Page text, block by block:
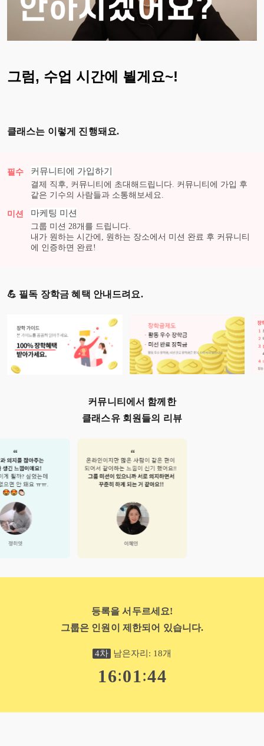
그럼, 수업 시간에 뵐게요~!
클래스는 이렇게 진행돼요.
필수 커뮤니티에 가입하기
결제 직후, 커뮤니티에 초대해드립니다. 커뮤니티에 가입 후
같은 기수의 사람들과 소통해보세요.
미션 마케팅 미션
그룹 미션 28개를 드립니다.
내가 원하는 시간에, 원하는 장소에서 미션 완료 후 커뮤니티
에 인증하면 완료!
💪 필독 장학금 혜택 안내드려요.
커뮤니티에서 함께한
클래스유 회원들의 리뷰
등록을 서두르세요!
그룹은 인원이 제한되어 있습니다.
4차 남은자리: 18개
16:01:42